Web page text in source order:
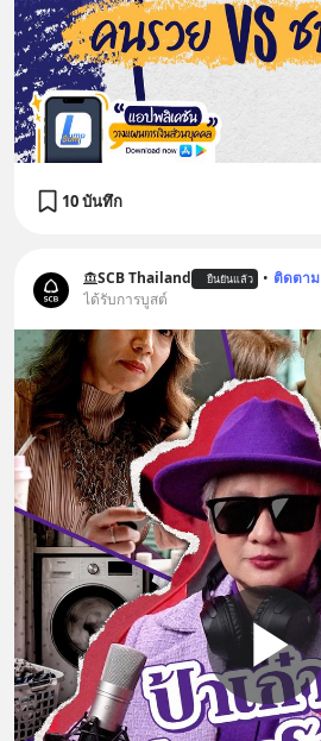
10 บันทึก
SCB Thailand ยืนยันแล้ว • ติดตาม
ได้รับการบูสต์